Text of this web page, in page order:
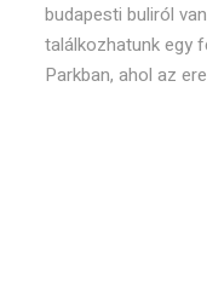
budapesti buliról
találkozhatunk egy
Parkban, ahol az